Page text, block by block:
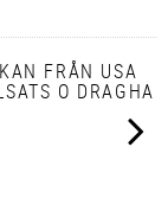
FRÅN USA
O DRAGHA